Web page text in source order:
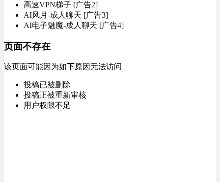
高速VPN梯子 [广告2]
AI风月-成人聊天 [广告3]
AI电子魅魔-成人聊天 [广告4]
页面不存在
该页面可能因为如下原因无法访问
投稿已被删除
投稿正被重新审核
用户权限不足